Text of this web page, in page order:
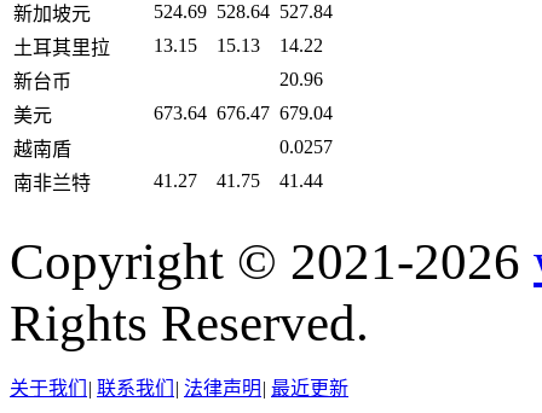
新加坡元
524.69 528.64 527.84
土耳其里拉
13.15 15.13
14.22
新台币
20.96
美元
673.64 676.47 679.04
越南盾
0.0257
南非兰特
41.27 41.75 41.44
Copyright © 2021-2026
Rights Reserved.
关于我们 | 联系我们 | 法律声明 | 最近更新